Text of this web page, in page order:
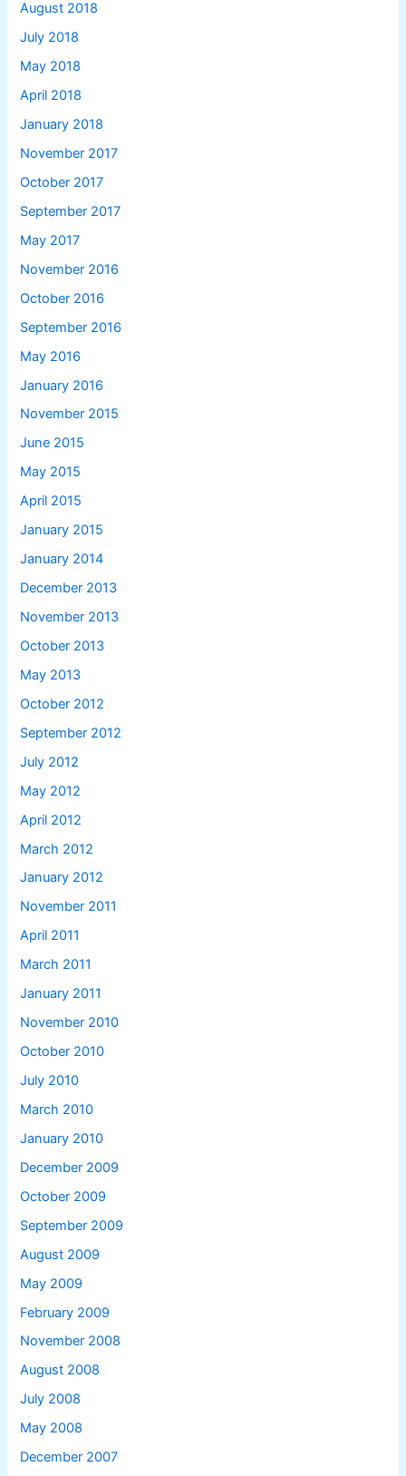
August 2018
July 2018
May 2018
April 2018
January 2018
November 2017
October 2017
September 2017
May 2017
November 2016
October 2016
September 2016
May 2016
January 2016
November 2015
June 2015
May 2015
April 2015
January 2015
January 2014
December 2013
November 2013
October 2013
May 2013
October 2012
September 2012
July 2012
May 2012
April 2012
March 2012
January 2012
November 2011
April 2011
March 2011
January 2011
November 2010
October 2010
July 2010
March 2010
January 2010
December 2009
October 2009
September 2009
August 2009
May 2009
February 2009
November 2008
August 2008
July 2008
May 2008
December 2007